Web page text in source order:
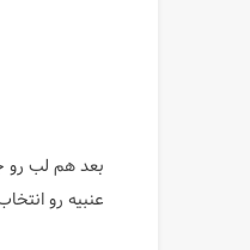
بعد هم لب رو
عنبيه رو